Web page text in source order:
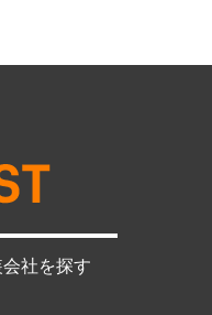
社を探す